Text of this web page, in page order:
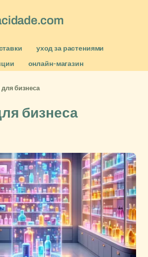
уход за растениями
онлайн-магазин
бизнеса
бизнеса